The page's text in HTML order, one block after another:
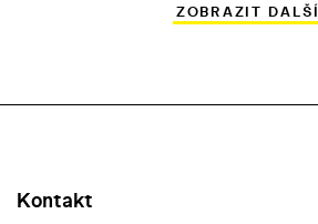
ZOBRAZIT DALŠÍ
Kontakt